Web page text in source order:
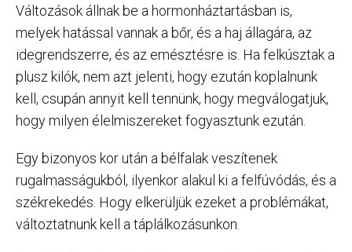
Változások állnak be a hormonháztartásban is,
melyek hatással vannak a bőr, és a haj állagára, az
idegrendszerre, és az emésztésre is. Ha felkúsztak a
plusz kilók, nem azt jelenti, hogy ezután koplalnunk
kell, csupán annyit kell tennünk, hogy megválogatjuk,
hogy milyen élelmiszereket fogyasztunk ezután.
Egy bizonyos kor után a bélfalak veszítenek
rugalmasságukból, ilyenkor alakul ki a felfúvódás, és a
székrekedés. Hogy elkerüljük ezeket a problémákat,
változtatnunk kell a táplálkozásunkon.